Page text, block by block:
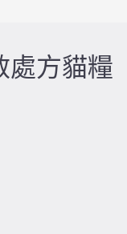
處方貓糧